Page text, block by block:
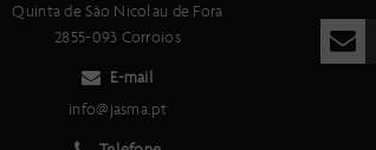
Quinta de São Nicolau de Fora
2855-093 Corroios
E-mail
info@jasma.pt